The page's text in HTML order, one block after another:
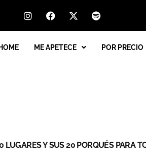
HOME ME APETECE POR PRECIO
LUGARES Y SUS 20 PORQUÉS PARA